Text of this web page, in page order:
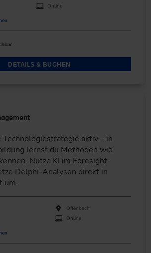
Online
DETAILS & BUCHEN
aktiv – in
lernst du Methoden wie
Nutze KI im Foresight-
Delphi-Analysen direkt in
um.
Offenbach
Online